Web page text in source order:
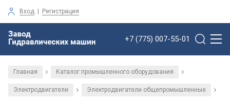
Вход | Регистрация
+7 (775) 007-55-01
Главная / Каталог промышленного оборудования /
Электродвигатели / Электродвигатели общепромышленные /